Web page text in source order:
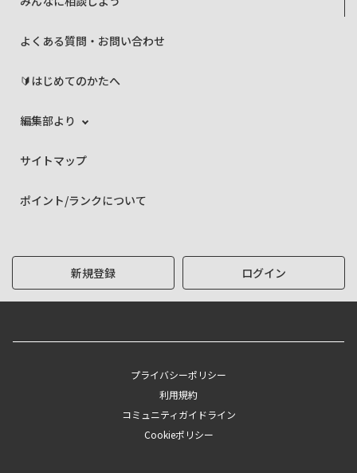
よくある質問・お問い合わせ
🔰はじめてのかたへ
編集部より
サイトマップ
ポイント/ランクについて
新規登録 ログイン
プライバシーポリシー
利用規約
コミュニティガイドライン
Cookieポリシー